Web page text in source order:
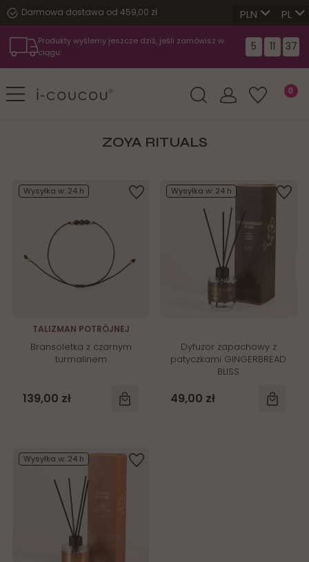
Darmowa dostawa od 459,00 zł
Produkty wyślemy jeszcze dziś, jeśli zamówisz w
ciągu:
5 : 11 : 37
PL
ZOYA RITUALS
Wysyłka w: 24 h
TALIZMAN POTRÓJNEJ
Bransoletka z czarnym
turmalinem
139,00 zł
Wysyłka w: 24 h
Dyfuzor zapachowy z
patyczkami GINGERBREAD
BLISS
49,00 zł
Wysyłka w: 24 h